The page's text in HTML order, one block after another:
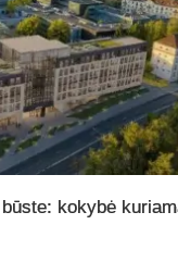
kokybė